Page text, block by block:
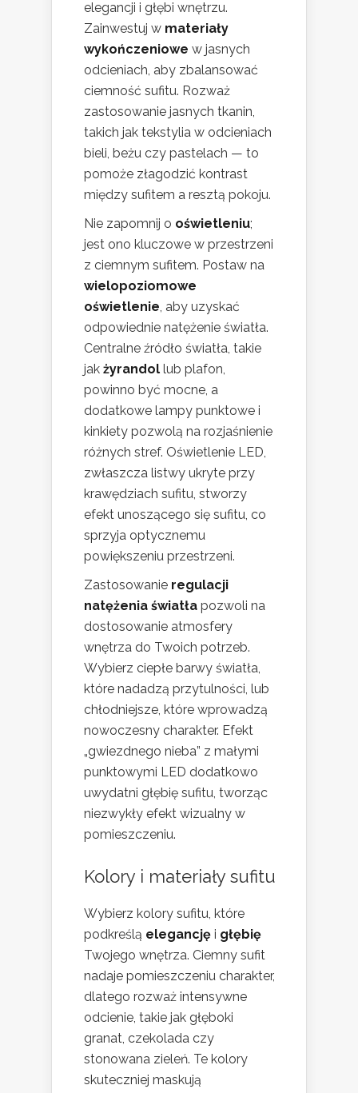
elegancji i głębi wnętrzu.
Zainwestuj w materiały
wykończeniowe w jasnych
odcieniach, aby zbalansować
ciemność sufitu. Rozważ
zastosowanie jasnych tkanin,
takich jak tekstylia w odcieniach
bieli, beżu czy pastelach — to
pomoże złagodzić kontrast
między sufitem a resztą pokoju.
Nie zapomnij o oświetleniu;
jest ono kluczowe w przestrzeni
z ciemnym sufitem. Postaw na
wielopoziomowe
oświetlenie, aby uzyskać
odpowiednie natężenie światła.
Centralne źródło światła, takie
jak żyrandol lub plafon,
powinno być mocne, a
dodatkowe lampy punktowe i
kinkiety pozwolą na rozjaśnienie
różnych stref. Oświetlenie LED,
zwłaszcza listwy ukryte przy
krawędziach sufitu, stworzy
efekt unoszącego się sufitu, co
sprzyja optycznemu
powiększeniu przestrzeni.
Zastosowanie regulacji
natężenia światła pozwoli na
dostosowanie atmosfery
wnętrza do Twoich potrzeb.
Wybierz ciepłe barwy światła,
które nadadzą przytulności, lub
chłodniejsze, które wprowadzą
nowoczesny charakter. Efekt
„gwiezdnego nieba” z małymi
punktowymi LED dodatkowo
uwydatni głębię sufitu, tworząc
niezwykły efekt wizualny w
pomieszczeniu.
Kolory i materiały sufitu
Wybierz kolory sufitu, które
podkreślą elegancję i głębię
Twojego wnętrza. Ciemny sufit
nadaje pomieszczeniu charakter,
dlatego rozważ intensywne
odcienie, takie jak głęboki
granat, czekolada czy
stonowana zieleń. Te kolory
skuteczniej maskują